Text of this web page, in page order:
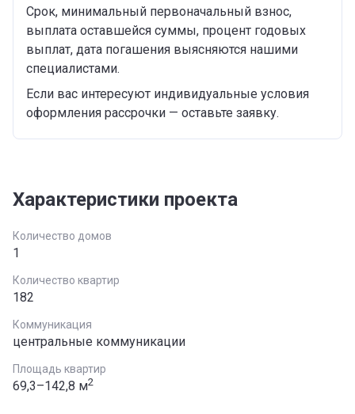
Срок, минимальный первоначальный взнос,
выплата оставшейся суммы, процент годовых
выплат, дата погашения выясняются нашими
специалистами.
Если вас интересуют индивидуальные условия
оформления рассрочки — оставьте заявку.
Характеристики проекта
Количество домов
1
Количество квартир
182
Коммуникация
центральные коммуникации
Площадь квартир
69,3–142,8 м2